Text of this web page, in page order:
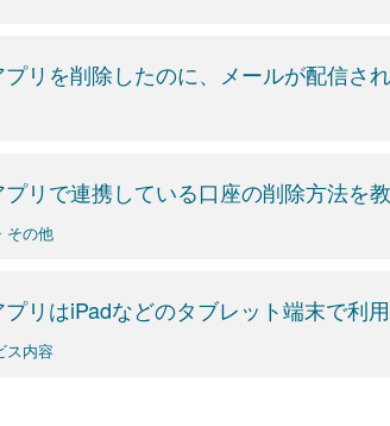
リを削除したのに、メールが配信さ
リで連携している口座の削除方法を
その他
リはiPadなどのタブレット端末で利
ス内容